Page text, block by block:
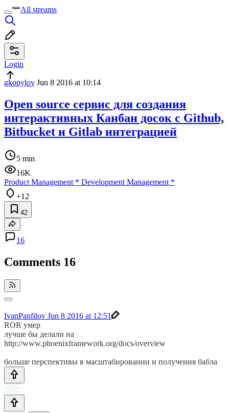
All streams
Login
gkopylov Jun 8 2016 at 10:14
Open source сервис для создания
интерактивных Канбан досок с Github,
Bitbucket и Gitlab интеграцией
5 min
16K
Product Management * Development Management *
+12
42
16
Comments 16
IvanPanfilov Jun 8 2016 at 12:51
ROR умер
лучше бы делали на
http://www.phoenixframework.org/docs/overview
больше перспективы в масштабировании и получения бабла